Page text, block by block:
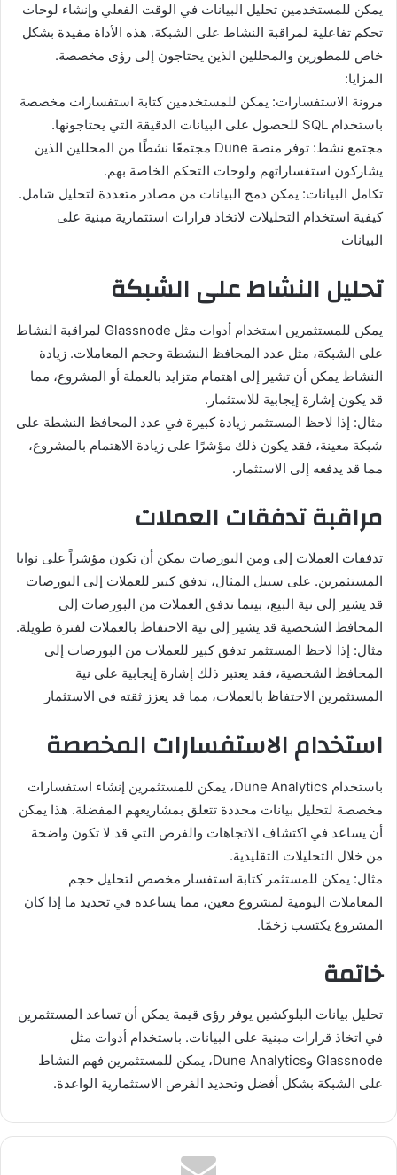
يمكن للمستخدمين تحليل البيانات في الوقت الفعلي وإنشاء لوحات
تحكم تفاعلية لمراقبة النشاط على الشبكة. هذه الأداة مفيدة بشكل
خاص للمطورين والمحللين الذين يحتاجون إلى رؤى مخصصة.
المزايا:
مرونة الاستفسارات: يمكن للمستخدمين كتابة استفسارات مخصصة
باستخدام SQL للحصول على البيانات الدقيقة التي يحتاجونها.
مجتمع نشط: توفر منصة Dune مجتمعًا نشطًا من المحللين الذين
يشاركون استفساراتهم ولوحات التحكم الخاصة بهم.
تكامل البيانات: يمكن دمج البيانات من مصادر متعددة لتحليل شامل.
كيفية استخدام التحليلات لاتخاذ قرارات استثمارية مبنية على
البيانات
تحليل النشاط على الشبكة
يمكن للمستثمرين استخدام أدوات مثل Glassnode لمراقبة النشاط
على الشبكة، مثل عدد المحافظ النشطة وحجم المعاملات. زيادة
النشاط يمكن أن تشير إلى اهتمام متزايد بالعملة أو المشروع، مما
قد يكون إشارة إيجابية للاستثمار.
مثال: إذا لاحظ المستثمر زيادة كبيرة في عدد المحافظ النشطة على
شبكة معينة، فقد يكون ذلك مؤشرًا على زيادة الاهتمام بالمشروع،
مما قد يدفعه إلى الاستثمار.
مراقبة تدفقات العملات
تدفقات العملات إلى ومن البورصات يمكن أن تكون مؤشراً على نوايا
المستثمرين. على سبيل المثال، تدفق كبير للعملات إلى البورصات
قد يشير إلى نية البيع، بينما تدفق العملات من البورصات إلى
المحافظ الشخصية قد يشير إلى نية الاحتفاظ بالعملات لفترة طويلة.
مثال: إذا لاحظ المستثمر تدفق كبير للعملات من البورصات إلى
المحافظ الشخصية، فقد يعتبر ذلك إشارة إيجابية على نية
المستثمرين الاحتفاظ بالعملات، مما قد يعزز ثقته في الاستثمار
استخدام الاستفسارات المخصصة
باستخدام Dune Analytics، يمكن للمستثمرين إنشاء استفسارات
مخصصة لتحليل بيانات محددة تتعلق بمشاريعهم المفضلة. هذا يمكن
أن يساعد في اكتشاف الاتجاهات والفرص التي قد لا تكون واضحة
من خلال التحليلات التقليدية.
مثال: يمكن للمستثمر كتابة استفسار مخصص لتحليل حجم
المعاملات اليومية لمشروع معين، مما يساعده في تحديد ما إذا كان
المشروع يكتسب زخمًا.
خاتمة
تحليل بيانات البلوكشين يوفر رؤى قيمة يمكن أن تساعد المستثمرين
في اتخاذ قرارات مبنية على البيانات. باستخدام أدوات مثل
Glassnode وDune Analytics، يمكن للمستثمرين فهم النشاط
على الشبكة بشكل أفضل وتحديد الفرص الاستثمارية الواعدة.